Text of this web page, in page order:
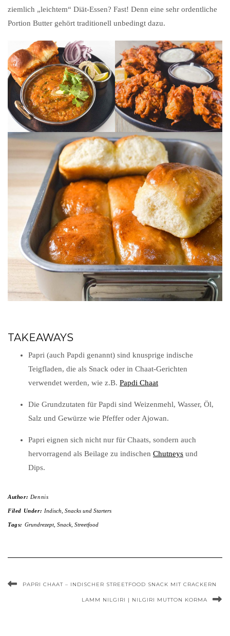
ziemlich „leichtem“ Diät-Essen? Fast! Denn eine sehr ordentliche
Portion Butter gehört traditionell unbedingt dazu.
TAKEAWAYS
Papri (auch Papdi genannt) sind knusprige indische
Teigfladen, die als Snack oder in Chaat-Gerichten
verwendet werden, wie z.B. Papdi Chaat
Die Grundzutaten für Papdi sind Weizenmehl, Wasser, Öl,
Salz und Gewürze wie Pfeffer oder Ajowan.
Papri eignen sich nicht nur für Chaats, sondern auch
hervorragend als Beilage zu indischen Chutneys und
Dips.
Author: Dennis
Filed Under: Indisch Snacks und Starters
Tags: Grundrezept, Snack, Streetfood
PAPRI CHAAT – INDISCHER STREETFOOD SNACK MIT CRACKERN
LAMM NILGIRI | NILGIRI MUTTON KORMA